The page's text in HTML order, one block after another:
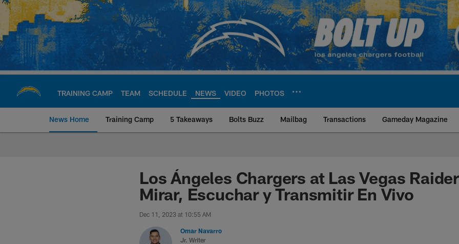
Skip
main
content
TRAINING CAMP TEAM SCHEDULE NEWS VIDEO PHOTOS
News Home Training Camp 5 Takeaways Bolts Buzz Mailbag Transactions Gameday Magazine
Chargers Official Site | Los Angeles
Los Ángeles Chargers at Las Vegas
Mirar, Escuchar y Transmitir En Vivo
Dec 11, 2023 at 10:55 AM
Omar Navarro
Jr. Writer